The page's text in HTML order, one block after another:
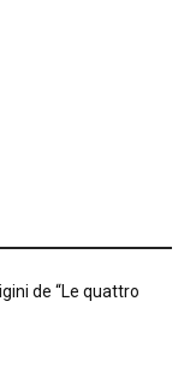
de “Le quattro